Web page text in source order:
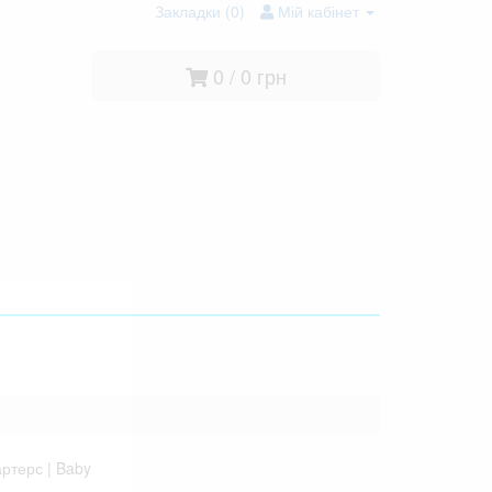
Закладки (0) Мій кабінет
0 / 0 грн
| Baby